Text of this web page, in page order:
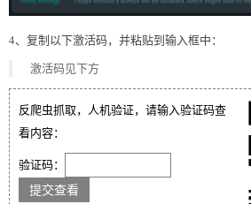
4、复制以下激活码，并粘贴到输入框中：
激活码见下方
反爬虫抓取，人机验证，请输入验证码查
看内容：
验证码：